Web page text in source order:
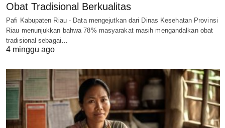
Obat Tradisional Berkualitas
Pafi Kabupaten Riau - Data mengejutkan dari Dinas Kesehatan Provinsi
Riau menunjukkan bahwa 78% masyarakat masih mengandalkan obat
tradisional sebagai…
4 minggu ago